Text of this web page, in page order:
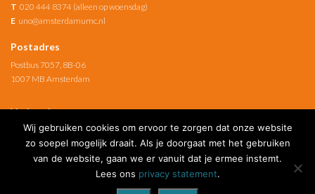
T 020 444 8374 (alleen op woensdag)
E uno@amsterdamumc.nl
Postadres
Postbus 7057, 8B-06
1007 MB Amsterdam
Verbonden met
Amsterdam UMC
Social Media
Wij gebruiken cookies om ervoor te zorgen dat onze website
zo soepel mogelijk draait. Als je doorgaat met het gebruiken
van de website, gaan we er vanuit dat je ermee instemt.
Lees ons privacy statement.